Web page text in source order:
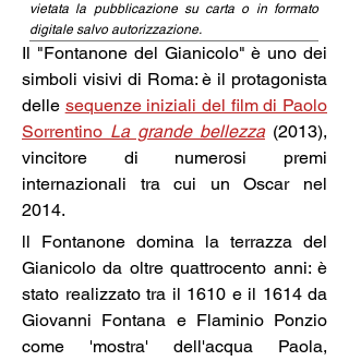
vietata la pubblicazione su carta o in formato
digitale salvo autorizzazione.
Il "Fontanone del Gianicolo" è uno dei
simboli visivi di Roma: è il protagonista
delle sequenze iniziali del film di Paolo
Sorrentino La grande bellezza (2013),
vincitore di numerosi premi
internazionali tra cui un Oscar nel
2014.
ll Fontanone domina la terrazza del
Gianicolo da oltre quattrocento anni: è
stato realizzato tra il 1610 e il 1614 da
Giovanni Fontana e Flaminio Ponzio
come 'mostra' dell'acqua Paola,